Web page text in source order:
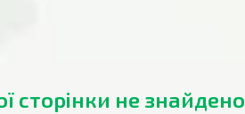
сторінки не знайдено